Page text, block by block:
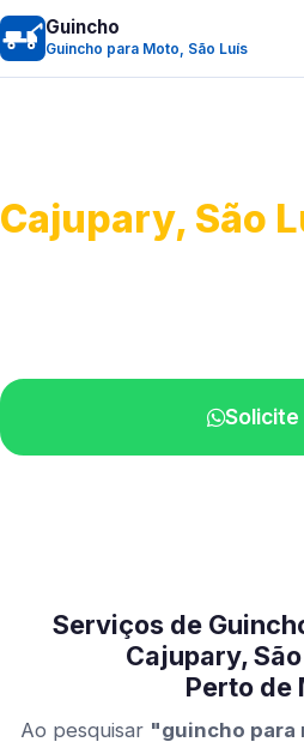
Guincho
Guincho para Moto, São Luís
Cajupary, São
Solicite
Serviços de
Cajupary,
Perto de
Ao pesquisar "guincho para